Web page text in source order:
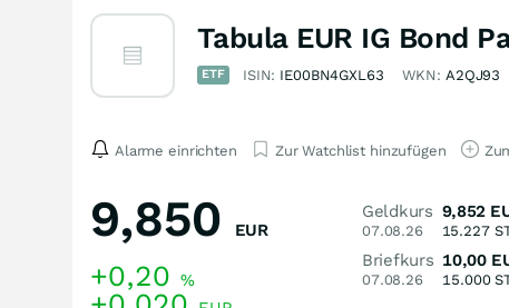
Tabula EUR IG Bond
ETF ISIN: IE00BN4GXL63 WKN: A2QJ93
Alarme einrichten Zur Watchlist hinzufügen
9,850 EUR
+0,20 %
Geldkurs
07.08.26
9,852
15.227
Briefkurs
07.08.26
10,00
15.000